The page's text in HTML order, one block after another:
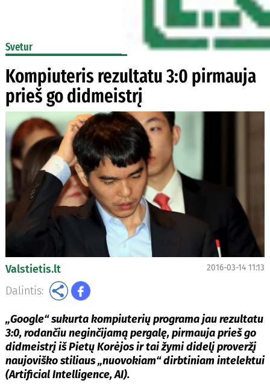
Svetur
Kompiuteris rezultatu 3:0 pirmauja
prieš go didmeistrį
Valstietis.lt 2016-03-14 11:13
Dalintis:
„Google“ sukurta kompiuterių programa jau rezultatu
3:0, rodančiu neginčijamą pergalę, pirmauja prieš go
didmeistrį iš Pietų Korėjos ir tai žymi didelį proveržį
naujoviško stiliaus „nuovokiam“ dirbtiniam intelektui
(Artificial Intelligence, AI).